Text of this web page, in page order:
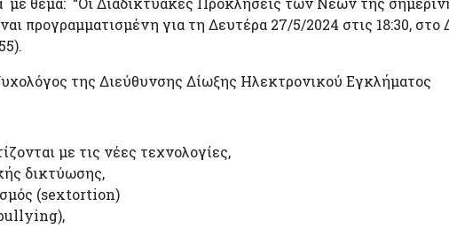
προγραμματισμένη για τη Δευτέρα 27/5/2024 στις 18:30, στο
της Διεύθυνσης Δίωξης Ηλεκτρονικού Εγκλήματος
με τις νέες τεχνολογίες,
δικτύωσης,
(sextortion)